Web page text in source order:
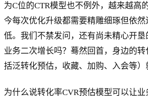
为C位的CTR模型也不例外，越来越高
今每次优化升级都需要精雕细琢但依
低。我们不禁发问，还有尚未精心开垦
业务二次增长吗？蓦然回首，身边的
括泛转化预估，收藏、加购、入会等）
为什么说转化率CVR预估模型可以让